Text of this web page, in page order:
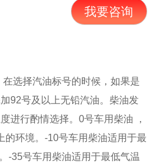
我要咨询
在选择汽油标号的时候，如果是
92号及以上无铅汽油。柴油发
进行酌情选择。0号车用柴油 ，
的环境。-10号车用柴油适用于最
-35号车用柴油适用于最低气温